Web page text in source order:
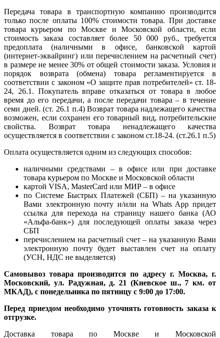
Передача товара в транспортную компанию производится
только после оплаты 100% стоимости товара. При доставке
товара курьером по Москве и Московской области, если
стоимость заказа составляет более 50 000 руб., требуется
предоплата (наличными в офисе, банковской картой
(интернет-эквайринг) или перечислением на расчетный счет)
в размере не менее 30% от общей стоимости заказа. Условия и
порядок возврата (обмена) товара регламентируется в
соответствии с законом «О защите прав потребителей» ст. 18-
24, 26.1. Покупатель вправе отказаться от товара в любое
время до его передачи, а после передачи товара – в течение
семи дней. (ст. 26.1 п.4) Возврат товара надлежащего качества
возможен, если сохранен его товарный вид, потребительские
свойства. Возврат товара ненадлежащего качества
осуществляется в соответствии с законом ст.18-24. (ст.26.1 п.5)
Оплата осуществляется одним из следующих способов:
наличными средствами – в офисе или при доставке
товара курьером по Москве и Московской области
картой VISA, MasterCard или МИР – в офисе
по Системе Быстрых Платежей (СБП) – на указанную
Вами электронную почту и/или на Whats App придет
ссылка для перехода на страницу нашего банка (АО
«Альфа-банк») для последующей оплаты заказа через
СБП
перечислением на расчетный счет – на указанную Вами
электронную почту будет выставлен счет на оплату
(УСН, НДС не выделяется)
Самовывоз товара производится по адресу г. Москва, г.
Московский, ул. Радужная, д. 21 (Киевское ш., 7 км. от
МКАД), с понедельника по пятницу с 9:00 до 17:00.
Перед приездом необходимо уточнять готовность заказа к
отгрузке.
Доставка товара по Москве и Московской